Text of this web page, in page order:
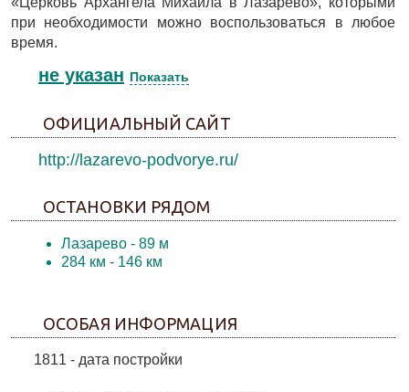
при необходимости можно воспользоваться в любое
время.
не указан Показать
ОФИЦИАЛЬНЫЙ САЙТ
http://lazarevo-podvorye.ru/
ОСТАНОВКИ РЯДОМ
Лазарево - 89 м
284 км - 146 км
ОСОБАЯ ИНФОРМАЦИЯ
1811 - дата постройки